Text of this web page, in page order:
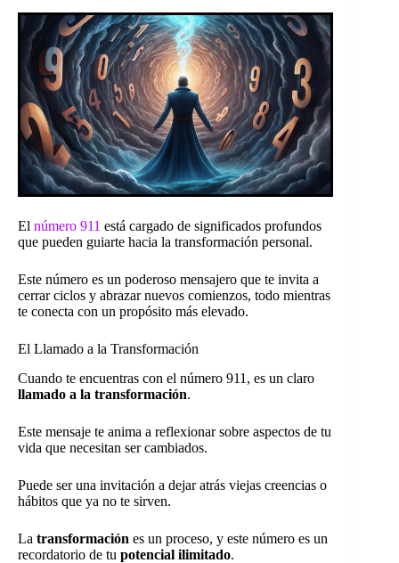
El número 911 está cargado de significados profundos
que pueden guiarte hacia la transformación personal.
Este número es un poderoso mensajero que te invita a
cerrar ciclos y abrazar nuevos comienzos, todo mientras
te conecta con un propósito más elevado.
El Llamado a la Transformación
Cuando te encuentras con el número 911, es un claro
llamado a la transformación.
Este mensaje te anima a reflexionar sobre aspectos de tu
vida que necesitan ser cambiados.
Puede ser una invitación a dejar atrás viejas creencias o
hábitos que ya no te sirven.
La transformación es un proceso, y este número es un
recordatorio de tu potencial ilimitado.